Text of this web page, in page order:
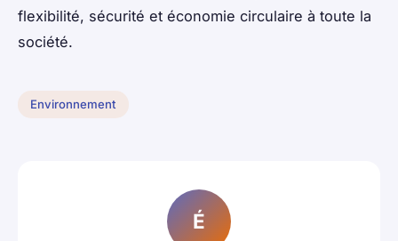
flexibilité, sécurité et économie circulaire à toute la
société.
Environnement
É